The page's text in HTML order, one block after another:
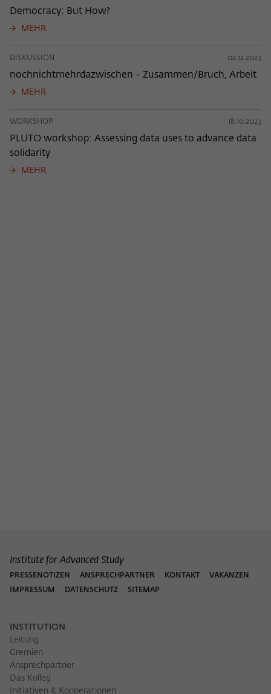
Democracy: But How?
MEHR
DISKUSSION 02.12.2023
nochnichtmehrdazwischen - Zusammen/Bruch, Arbeit
MEHR
WORKSHOP 18.10.2023
PLUTO workshop: Assessing data uses to advance data
solidarity
MEHR
Institute for Advanced Study
PRESSENOTIZEN ANSPRECHPARTNER KONTAKT
VAKANZEN
IMPRESSUM
DATENSCHUTZ SITEMAP
INSTITUTION
Leitung
Gremien
Ansprechpartner
Das Kolleg
Initiativen & Kooperationen